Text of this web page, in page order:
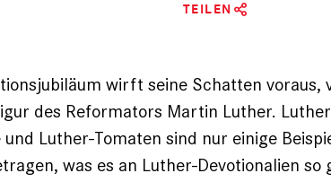
TEILEN
wirft seine Schatten voraus,
des Reformators Martin Luther.
und Luther-Tomaten sind nur einige
was es an Luther-Devotionalien so